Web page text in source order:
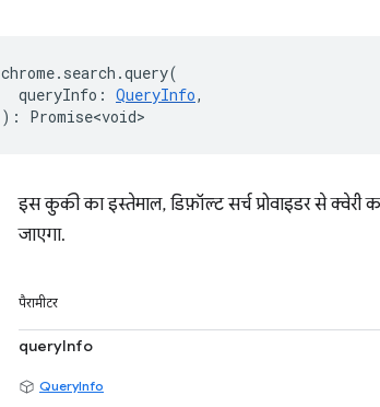
chrome. search .query(
queryInfo : QueryInfo,
) : Promise<void>
इस कुकी का इस्तेमाल, डिफ़ॉल्ट सर्च प्रोवाइडर से क्वेरी
जाएगा.
पैरामीटर
queryInfo
QueryInfo